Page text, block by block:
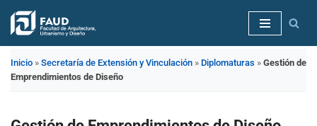
Saltar
contenido
Inicio » Secretaría de Extensión y Vinculación » Diplomaturas » Gestión de
Emprendimientos de Diseño